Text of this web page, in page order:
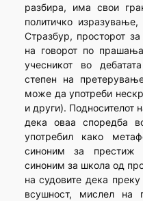
разбира, има свои
политичко
Стразбур, просторот
на говорот по
учесникот во
степен на
може да употреби
и други). Подносителот
дека оваа споредба
употребил како
синоним за
синоним за школа од
на судовите дека
всушност, мислел на